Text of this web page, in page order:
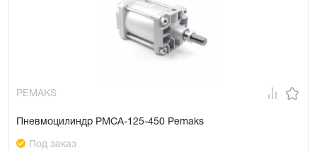
PEMAKS
Пневмоцилиндр PMCA-125-450 Pemaks
Под заказ